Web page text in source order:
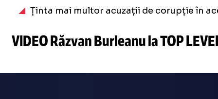
Ținta mai multor acuzații de corupție în
VIDEO Răzvan Burleanu la TOP